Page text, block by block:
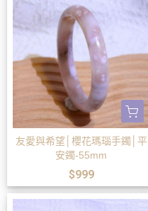
友愛與希望│櫻花瑪瑙手鐲│平
安鐲-55mm
$999